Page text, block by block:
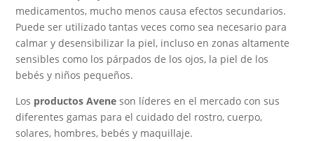
medicamentos, mucho menos causa efectos secundarios.
Puede ser utilizado tantas veces como sea necesario para
calmar y desensibilizar la piel, incluso en zonas altamente
sensibles como los párpados de los ojos, la piel de los
bebés y niños pequeños.
Los productos Avene son líderes en el mercado con sus
diferentes gamas para el cuidado del rostro, cuerpo,
solares, hombres, bebés y maquillaje.